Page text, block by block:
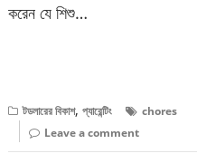
করেন যে শিশু…
টডলারের বিকাশ,প্যারেন্টিং
Leave a comment